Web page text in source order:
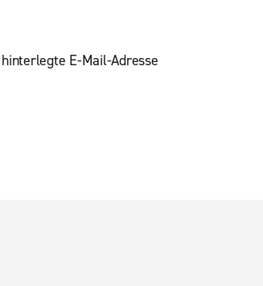
E-Mail-Adresse